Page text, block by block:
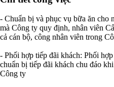
- Chuẩn bị và phục vụ bữa ăn cho
mà Công ty quy định, nhân viên
cả cán bộ, công nhân viên trong
- Phối hợp tiếp đãi khách: Phối
chuẩn bị tiếp đãi khách chu đáo
Công ty